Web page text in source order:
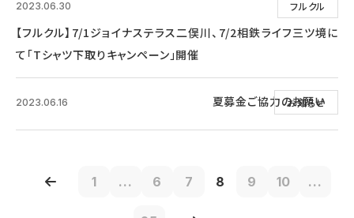
フルクル
2023.06.30
【フルクル】7/1ジョイナステラス二俣川、7/2相鉄ライフ三ツ境に
て「Tシャツ下取りキャンペーン」開催
お知らせ
2023.06.16 夏募金ご協力のお願い
1 ... 6 7 8 9 10 ...